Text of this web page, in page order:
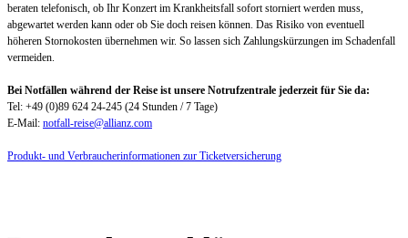
beraten telefonisch, ob Ihr Konzert im Krankheitsfall sofort storniert werden muss,
abgewartet werden kann oder ob Sie doch reisen können. Das Risiko von eventuell
höheren Stornokosten übernehmen wir. So lassen sich Zahlungskürzungen im Schadenfall
vermeiden.
Bei Notfällen während der Reise ist unsere Notrufzentrale jederzeit für Sie da:
Tel: +49 (0)89 624 24-245 (24 Stunden / 7 Tage)
E-Mail: notfall-reise@allianz.com
Produkt- und Verbraucherinformationen zur Ticketversicherung